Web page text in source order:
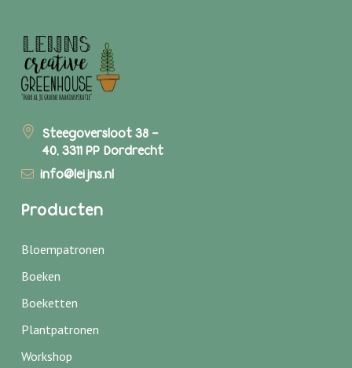
Steegoversloot 38 -
40, 3311 PP Dordrecht
info@leijns.nl
Producten
Bloempatronen
Boeken
Boeketten
Plantpatronen
Workshop